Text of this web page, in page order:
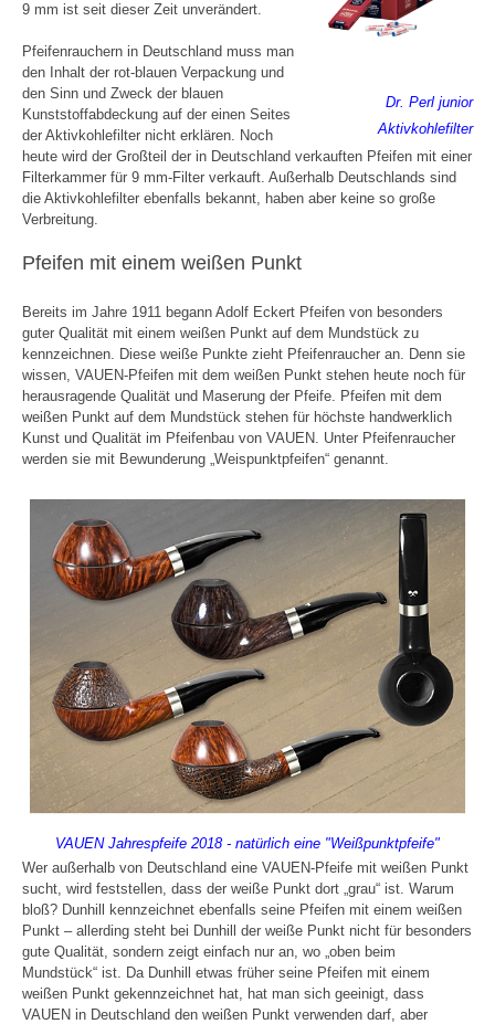
Dr. Perl junior
Aktivkohlefilter
9 mm ist seit dieser Zeit unverändert.
Pfeifenrauchern in Deutschland muss man
den Inhalt der rot-blauen Verpackung und
den Sinn und Zweck der blauen
Kunststoffabdeckung auf der einen Seites
der Aktivkohlefilter nicht erklären. Noch
heute wird der Großteil der in Deutschland verkauften Pfeifen mit einer
Filterkammer für 9 mm-Filter verkauft. Außerhalb Deutschlands sind
die Aktivkohlefilter ebenfalls bekannt, haben aber keine so große
Verbreitung.
Pfeifen mit einem weißen Punkt
Bereits im Jahre 1911 begann Adolf Eckert Pfeifen von besonders
guter Qualität mit einem weißen Punkt auf dem Mundstück zu
kennzeichnen. Diese weiße Punkte zieht Pfeifenraucher an. Denn sie
wissen, VAUEN-Pfeifen mit dem weißen Punkt stehen heute noch für
herausragende Qualität und Maserung der Pfeife. Pfeifen mit dem
weißen Punkt auf dem Mundstück stehen für höchste handwerklich
Kunst und Qualität im Pfeifenbau von VAUEN. Unter Pfeifenraucher
werden sie mit Bewunderung „Weispunktpfeifen“ genannt.
VAUEN Jahrespfeife 2018 - natürlich eine "Weißpunktpfeife"
Wer außerhalb von Deutschland eine VAUEN-Pfeife mit weißen Punkt
sucht, wird feststellen, dass der weiße Punkt dort „grau“ ist. Warum
bloß? Dunhill kennzeichnet ebenfalls seine Pfeifen mit einem weißen
Punkt – allerding steht bei Dunhill der weiße Punkt nicht für besonders
gute Qualität, sondern zeigt einfach nur an, wo „oben beim
Mundstück“ ist. Da Dunhill etwas früher seine Pfeifen mit einem
weißen Punkt gekennzeichnet hat, hat man sich geeinigt, dass
VAUEN in Deutschland den weißen Punkt verwenden darf, aber